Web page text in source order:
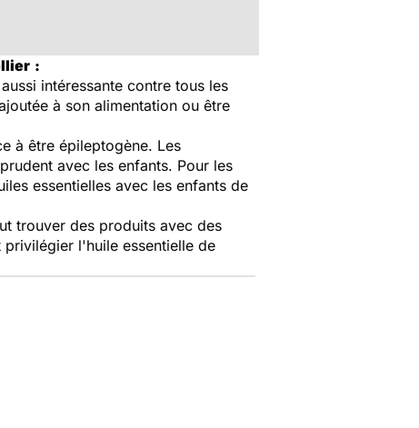
:
intéressante contre tous les
à son alimentation ou être
à être épileptogène. Les
avec les enfants. Pour les
essentielles avec les enfants de
trouver des produits avec des
l'huile essentielle de